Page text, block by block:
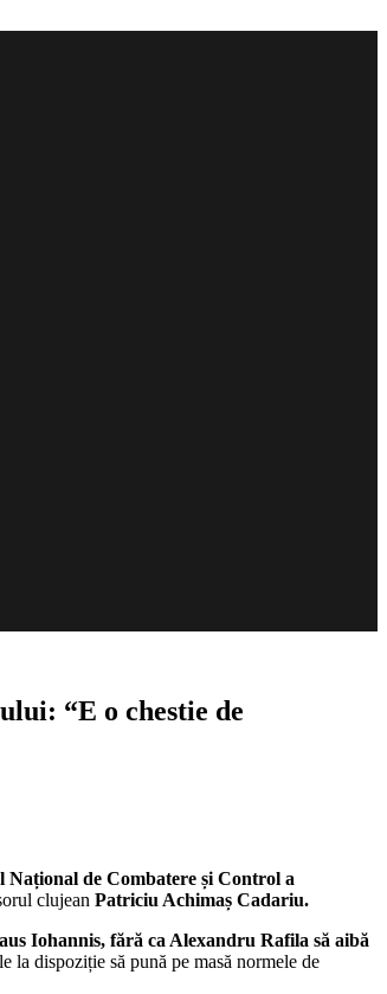
“E o chestie de
Național de Combatere și Control a
clujean Patriciu Achimaș Cadariu.
Iohannis, fără ca Alexandru Rafila să aibă
la dispoziție să pună pe masă normele de